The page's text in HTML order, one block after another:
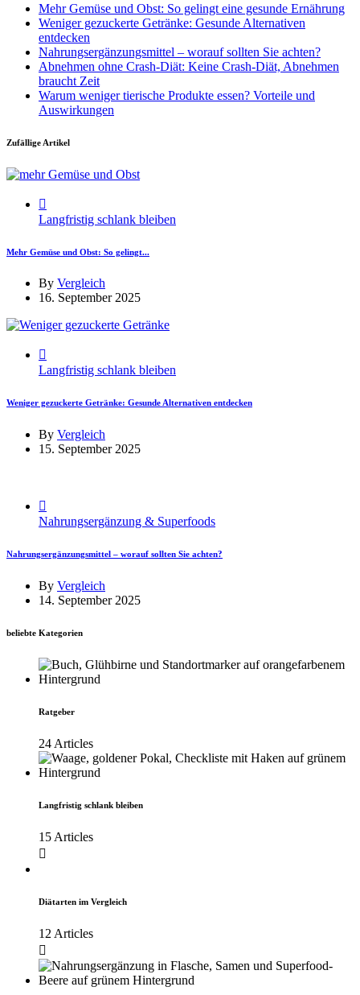
Mehr Gemüse und Obst: So gelingt eine gesunde Ernährung
Weniger gezuckerte Getränke: Gesunde Alternativen
entdecken
Nahrungsergänzungsmittel – worauf sollten Sie achten?
Abnehmen ohne Crash-Diät: Keine Crash-Diät, Abnehmen
braucht Zeit
Warum weniger tierische Produkte essen? Vorteile und
Auswirkungen
Zufällige Artikel
Langfristig schlank bleiben
Mehr Gemüse und Obst: So gelingt...
By Vergleich
16. September 2025
Langfristig schlank bleiben
Weniger gezuckerte Getränke: Gesunde Alternativen entdecken
By Vergleich
15. September 2025
Nahrungsergänzung & Superfoods
Nahrungsergänzungsmittel – worauf sollten Sie achten?
By Vergleich
14. September 2025
beliebte Kategorien
Ratgeber
24 Articles
Langfristig schlank bleiben
15 Articles
Diätarten im Vergleich
12 Articles